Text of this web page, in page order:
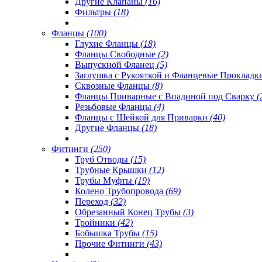
Фильтры (18)
Фланцы (100)
Глухие Фланцы (18)
Фланцы Свободные (2)
Выпускной Фланец (5)
Заглушка с Рукояткой и Фланцевые
Сквозные Фланцы (8)
Фланцы Приварные с Впадиной под Сварку
Резьбовые Фланцы (4)
Фланцы с Шейкой для Приварки (40)
Другие Фланцы (18)
Фитинги (250)
Труб Отводы (15)
Трубные Крышки (12)
Трубы Муфты (19)
Колено Трубопровода (69)
Переход (32)
Обрезанный Конец Трубы (3)
Тройники (42)
Бобышка Трубы (15)
Прочие Фитинги (43)